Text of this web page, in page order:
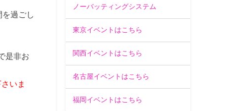
過ごし
是非お
いま
ノーバッティングシステム
東京イベントはこちら
関西イベントはこちら
名古屋イベントはこちら
福岡イベントはこちら